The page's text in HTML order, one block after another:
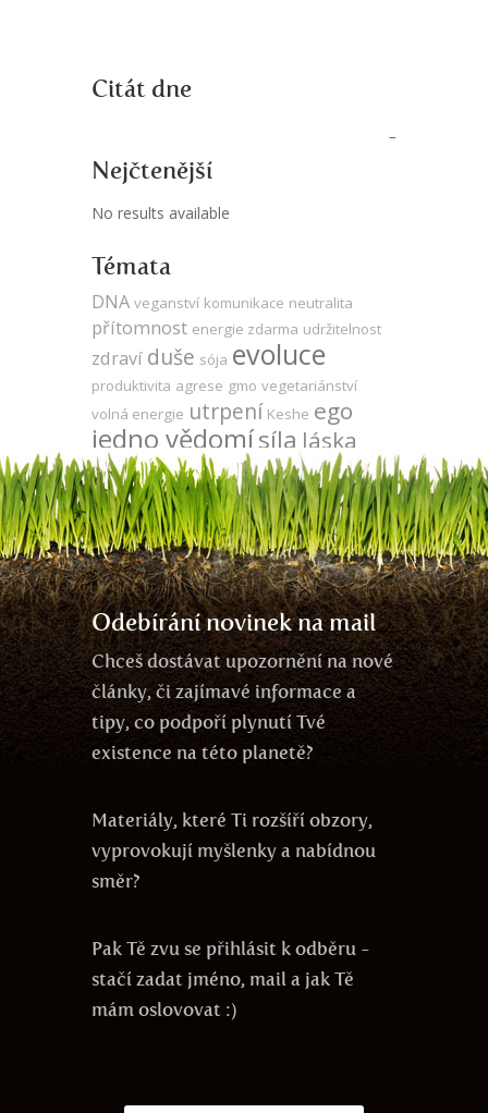
Citát dne
Nejčtenější
No results available
Témata
DNA veganství komunikace neutralita
přítomnost energie zdarma udržitelnost
zdraví duše sója evoluce
produktivita agrese gmo vegetariánství
volná energie utrpení Keshe ego
jedno vědomísíla láska
meditace propojenost léčení
odlesňování energie myslvývoj
strachzodpovědnost Země
kooperace Tesla čas za oponou
Odebírání novinek na mail
Chceš dostávat upozornění na nové
články, či zajímavé informace a
tipy, co podpoří plynutí Tvé
existence na této planetě?
Materiály, které Ti rozšíří obzory,
vyprovokují myšlenky a nabídnou
směr?
Pak Tě zvu se přihlásit k odběru -
stačí zadat jméno, mail a jak Tě
mám oslovovat :)